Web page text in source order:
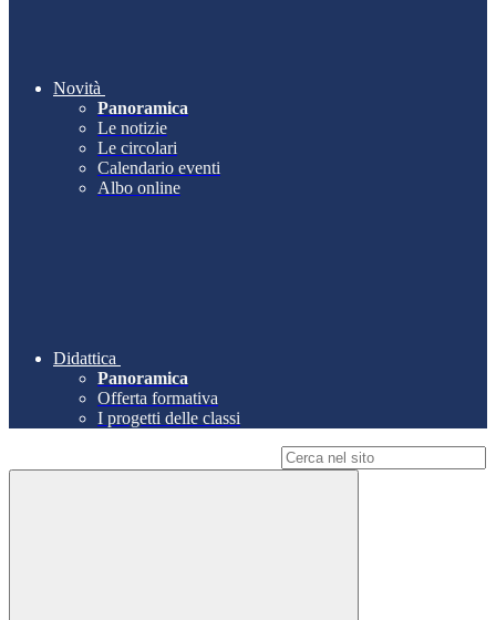
Novità
Panoramica
Le notizie
Le circolari
Calendario eventi
Albo online
Didattica
Panoramica
Offerta formativa
I progetti delle classi